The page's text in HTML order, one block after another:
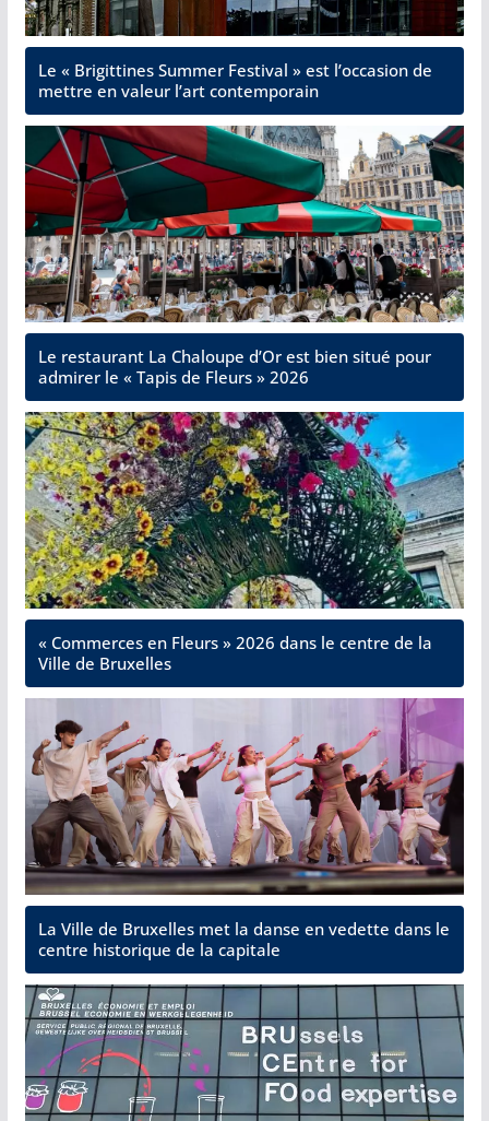
Le « Brigittines Summer Festival » est l’occasion de
mettre en valeur l’art contemporain
Le restaurant La Chaloupe d’Or est bien situé pour
admirer le « Tapis de Fleurs » 2026
« Commerces en Fleurs » 2026 dans le centre de la
Ville de Bruxelles
La Ville de Bruxelles met la danse en vedette dans le
centre historique de la capitale